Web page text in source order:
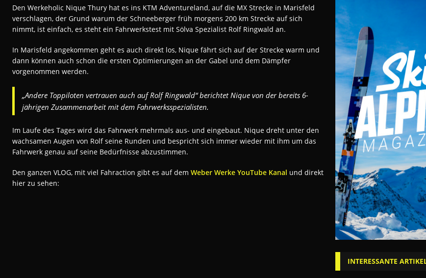
Den Werkeholic Nique Thury hat es ins KTM Adventureland, auf die MX Strecke in Marisfeld
verschlagen, der Grund warum der Schneeberger früh morgens 200 km Strecke auf sich
nimmt, ist einfach, es steht ein Fahrwerkstest mit Sölva Spezialist Rolf Ringwald an.
In Marisfeld angekommen geht es auch direkt los, Nique fährt sich auf der Strecke warm und
dann können auch schon die ersten Optimierungen an der Gabel und dem Dämpfer
vorgenommen werden.
„Andere Toppiloten vertrauen auch auf Rolf Ringwald“ berichtet Nique von der bereits 6-
jährigen Zusammenarbeit mit dem Fahrwerksspezialisten.
Im Laufe des Tages wird das Fahrwerk mehrmals aus- und eingebaut. Nique dreht unter den
wachsamen Augen von Rolf seine Runden und bespricht sich immer wieder mit ihm um das
Fahrwerk genau auf seine Bedürfnisse abzustimmen.
Den ganzen VLOG, mit viel Fahraction gibt es auf dem Weber Werke YouTube Kanal und direkt
hier zu sehen:
INTERESSANTE